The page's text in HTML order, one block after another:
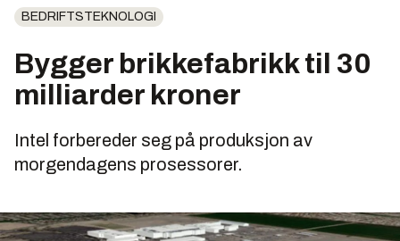
BEDRIFTSTEKNOLOGI
Bygger brikkefabrikk til 30
milliarder kroner
Intel forbereder seg på produksjon av
morgendagens prosessorer.